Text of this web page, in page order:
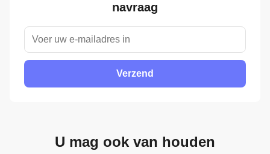
navraag
Verzend
U mag ook van houden